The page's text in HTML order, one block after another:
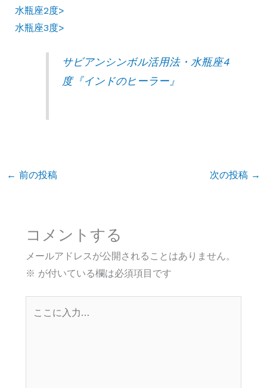
水瓶座2度>
水瓶座3度>
サビアンシンボル活用法・水瓶座4
度『インドのヒーラー』
← 前の投稿 次の投稿 →
コメントする
メールアドレスが公開されることはありません。
※ が付いている欄は必須項目です